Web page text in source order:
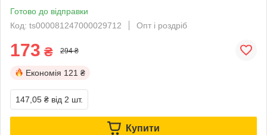
Готово до відправки
Код: ts000081247000029712
Опт і роздріб
173 ₴ 294 ₴
Економія 121 ₴
147,05 ₴ від 2 шт.
Купити